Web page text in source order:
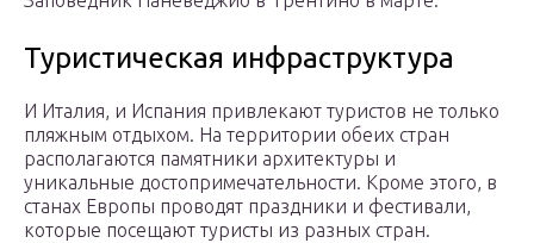
Туристическая инфраструктура
И Италия, и Испания привлекают туристов не только
пляжным отдыхом. На территории обеих стран
располагаются памятники архитектуры и
уникальные достопримечательности. Кроме этого, в
станах Европы проводят праздники и фестивали,
которые посещают туристы из разных стран.